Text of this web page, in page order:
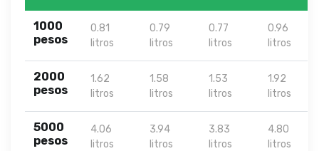
1000
pesos
0.81
litros
0.79
litros
0.77
litros
0.96
litros
2000
pesos
1.62
litros
1.58
litros
1.53
litros
1.92
litros
5000
pesos
4.06
litros
3.94
litros
3.83
litros
4.80
litros